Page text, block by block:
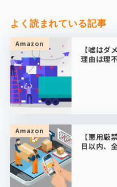
よく読まれている記事
Amazon
【嘘は
理由は理
Amazon
【悪用
日以内、